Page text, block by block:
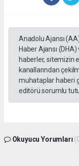
Anadolu Ajansı
Haber Ajansı
haberler, sitemizin
kanallarından
muhataplar haberi
editörü sorumlu
Okuyucu Yorumları